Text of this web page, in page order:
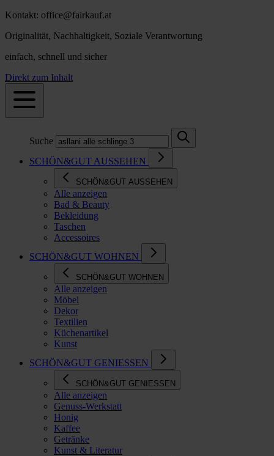
Kontakt: office@fairkauf.at
Originalität, Nachhaltigkeit, Soziale Verantwortung
einfach, schnell und sicher
Direkt zum Inhalt
Suche
SCHÖN&GUT AUSSEHEN
SCHÖN&GUT AUSSEHEN
Alle anzeigen
Bad & Beauty
Bekleidung
Taschen
Accessoires
SCHÖN&GUT WOHNEN
SCHÖN&GUT WOHNEN
Alle anzeigen
Möbel
Dekor
Textilien
Küchenartikel
Kunst
SCHÖN&GUT GENIESSEN
SCHÖN&GUT GENIESSEN
Alle anzeigen
Genuss-Werkstatt
Honig
Kaffee
Getränke
Kunst & Literatur